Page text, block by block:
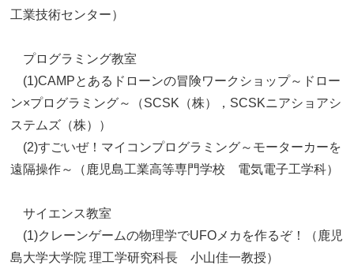
工業技術センター）
プログラミング教室
(1)CAMPとあるドローンの冒険ワークショップ～ドロー
ン×プログラミング～（SCSK（株），SCSKニアショアシ
ステムズ（株））
(2)すごいぜ！マイコンプログラミング～モーターカーを
遠隔操作～（鹿児島工業高等専門学校 電気電子工学科）
サイエンス教室
(1)クレーンゲームの物理学でUFOメカを作るぞ！（鹿児
島大学大学院 理工学研究科長 小山佳一教授）